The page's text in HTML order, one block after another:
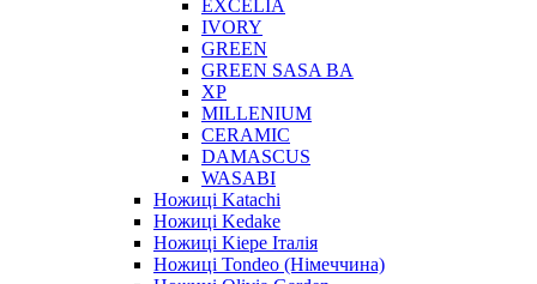
EXCELIA
IVORY
GREEN
GREEN SASA BA
XP
MILLENIUM
CERAMIC
DAMASCUS
WASABI
Ножиці Katachi
Ножиці Kedake
Ножиці Kiepe Італія
Ножиці Tondeo (Німеччина)